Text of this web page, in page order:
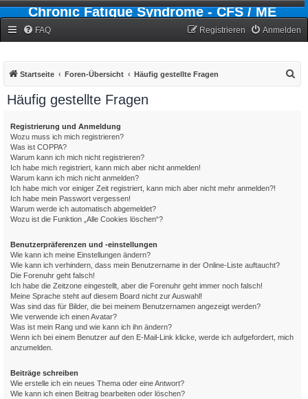
Chronic Fatigue Syndrome - CFS / ME
FAQ Anmelden
Registrieren
Startseite Foren-Übersicht Häufig gestellte Fragen
Häufig gestellte Fragen
Registrierung und Anmeldung
Wozu muss ich mich registrieren?
Was ist COPPA?
Warum kann ich mich nicht registrieren?
Ich habe mich registriert, kann mich aber nicht anmelden!
Warum kann ich mich nicht anmelden?
Ich habe mich vor einiger Zeit registriert, kann mich aber nicht mehr anmelden?!
Ich habe mein Passwort vergessen!
Warum werde ich automatisch abgemeldet?
Wozu ist die Funktion „Alle Cookies löschen“?
Benutzerpräferenzen und -einstellungen
Wie kann ich meine Einstellungen ändern?
Wie kann ich verhindern, dass mein Benutzername in der Online-Liste auftaucht?
Die Forenuhr geht falsch!
Ich habe die Zeitzone eingestellt, aber die Forenuhr geht immer noch falsch!
Meine Sprache steht auf diesem Board nicht zur Auswahl!
Was sind das für Bilder, die bei meinem Benutzernamen angezeigt werden?
Wie verwende ich einen Avatar?
Was ist mein Rang und wie kann ich ihn ändern?
Wenn ich bei einem Benutzer auf den E-Mail-Link klicke, werde ich aufgefordert, mich
anzumelden.
Beiträge schreiben
Wie erstelle ich ein neues Thema oder eine Antwort?
Wie kann ich einen Beitrag bearbeiten oder löschen?